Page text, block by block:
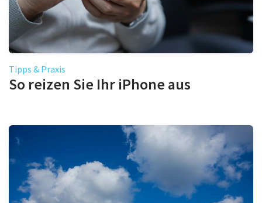
Tipps & Praxis
So reizen Sie Ihr iPhone aus